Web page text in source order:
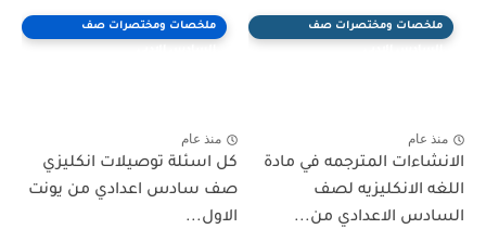
ملخصات ومختصرات صف
منذ عام
الانشاءات المترجمه في مادة
اللغه الانكليزيه لصف
السادس الاعدادي من...
ملخصات ومختصرات صف
منذ عام
كل اسئلة توصيلات انكليزي
صف سادس اعدادي من يونت
الاول...